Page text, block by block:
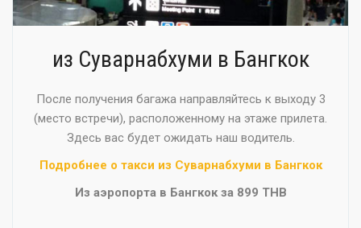
из Суварнабхуми в Бангкок
После получения багажа направляйтесь к выходу 3
(место встречи), расположенному на этаже прилета.
Здесь вас будет ожидать наш водитель.
Подробнее о такси из Суварнабхуми в Бангкок
Из аэропорта в Бангкок за 899 THB